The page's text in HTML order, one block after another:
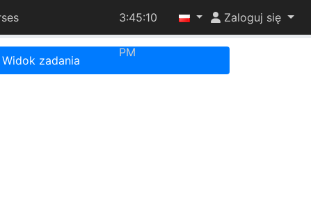
3:45:10
PM
Zaloguj się
Widok zadania